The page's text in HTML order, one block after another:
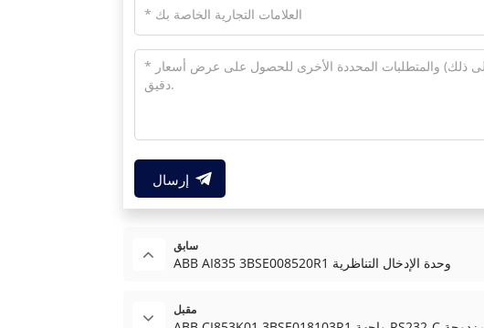
إرسال
سابق
ABB AI835 3BSE008520R1 وحدة الإدخال التناظرية
مقبل